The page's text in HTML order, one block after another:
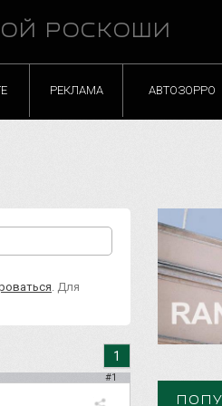
РОСКОШИ
РЕКЛАМА АВТОЗОРРО
. Для
1
#1